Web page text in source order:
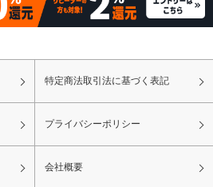
特定商法取引法に基づく表記
プライバシーポリシー
会社概要